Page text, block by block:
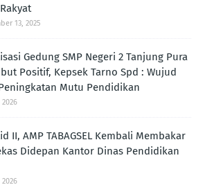
13, 2025
Gedung SMP Negeri 2 Tanjung Pura
Positif, Kepsek Tarno Spd : Wujud
Mutu Pendidikan
2026
II, AMP TABAGSEL Kembali Membakar
Didepan Kantor Dinas Pendidikan
2026